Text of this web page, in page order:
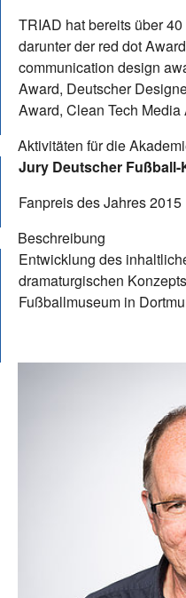
TRIAD hat bereits über
darunter der red dot
communication design
Award, Deutscher
Award, Clean Tech Media
Aktivitäten für die
Jury Deutscher
Fanpreis des Jahres 2015
Beschreibung
Entwicklung des
dramaturgischen
Fußballmuseum in